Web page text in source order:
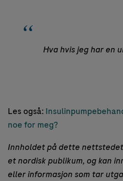
Hva hvis jeg har en
Les også:
noe for meg?
Innholdet på dette
et nordisk publikum, og kan
eller informasjon som tar